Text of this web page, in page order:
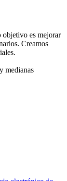
objetivo es mejorar
Creamos
medianas